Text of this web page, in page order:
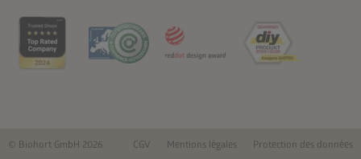
© Biohort GmbH 2026 CGV Mentions légales Protection des données